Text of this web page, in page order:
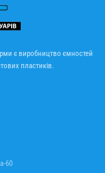
є виробництво ємностей
пластиків.
60